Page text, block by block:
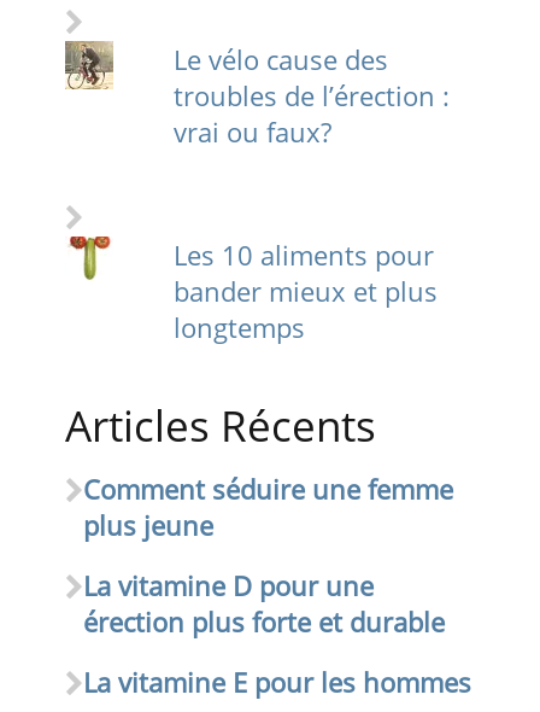
Le vélo cause des
troubles de l’érection :
vrai ou faux?
Les 10 aliments pour
bander mieux et plus
longtemps
Articles Récents
Comment séduire une femme
plus jeune
La vitamine D pour une
érection plus forte et durable
La vitamine E pour les hommes